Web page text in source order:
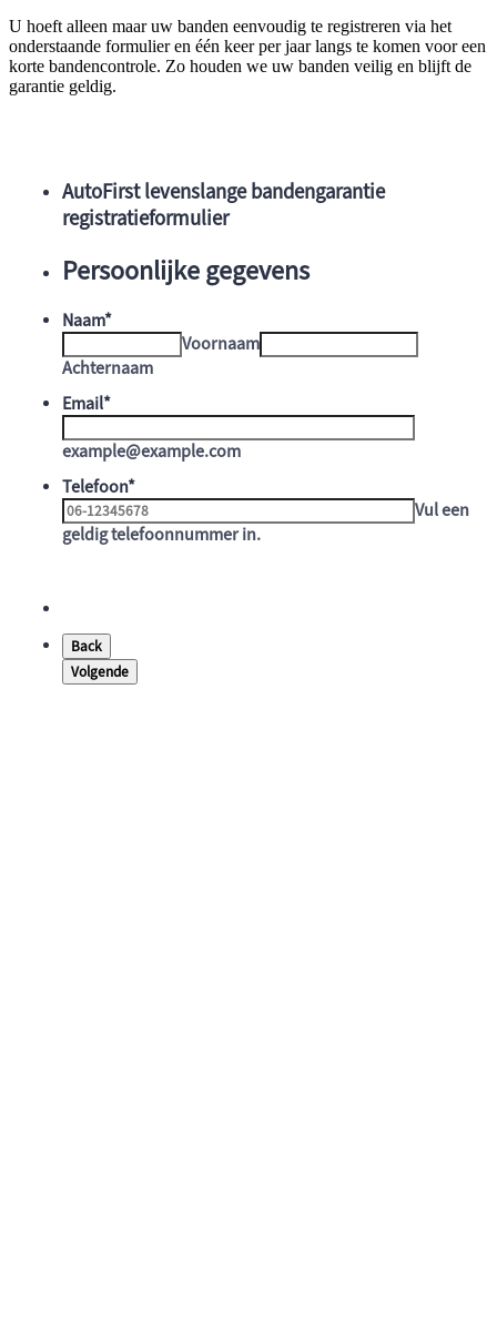
U hoeft alleen maar uw banden eenvoudig te registreren via het
onderstaande formulier en één keer per jaar langs te komen voor een
korte bandencontrole. Zo houden we uw banden veilig en blijft de
garantie geldig.